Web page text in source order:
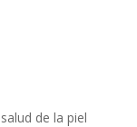
de la piel